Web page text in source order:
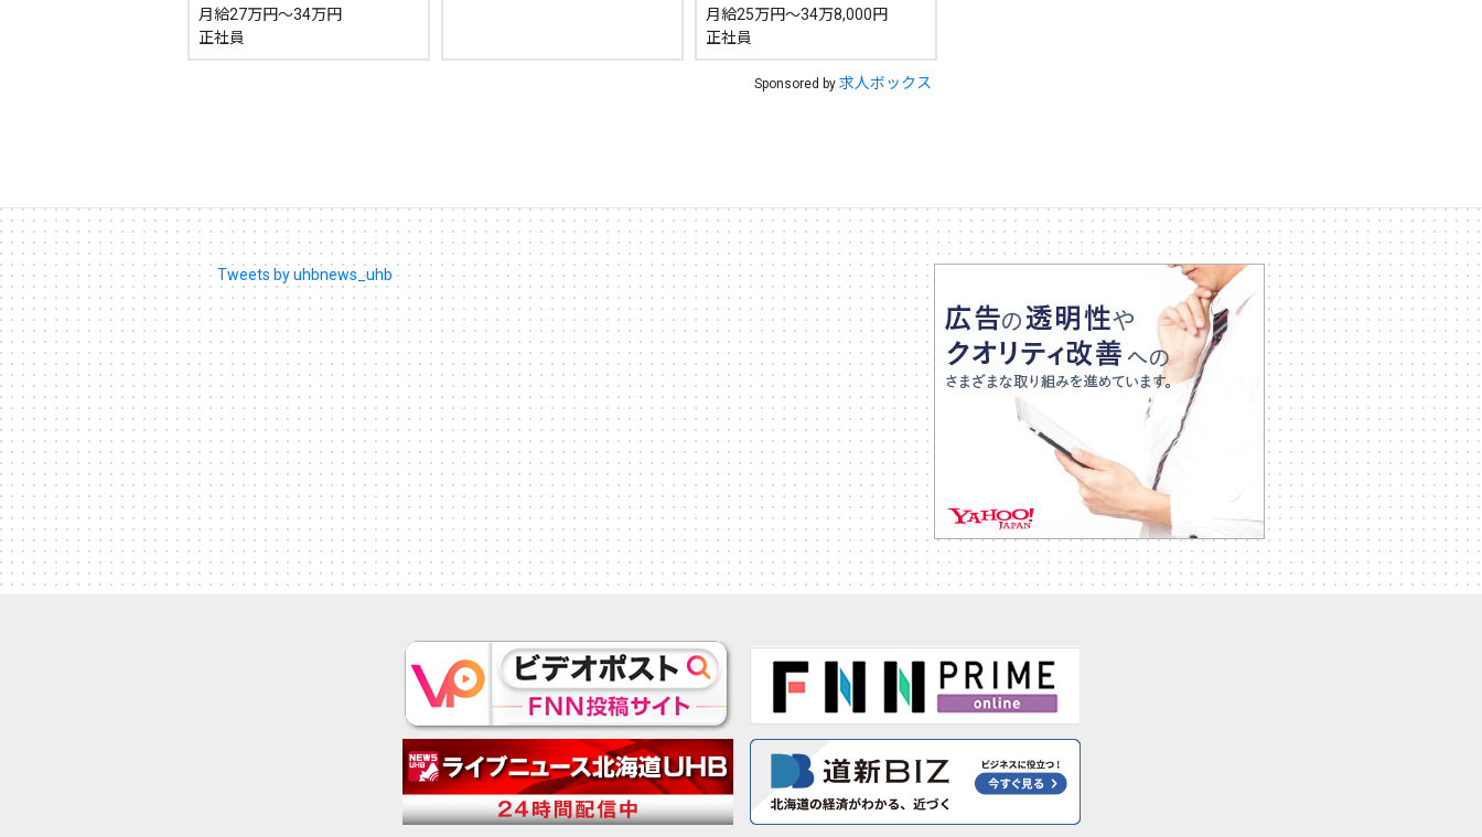
月給27万円～34万円
正社員
月給25万円～34万8,000円
正社員
Sponsored by 求人ボックス
Tweets by uhbnews_uhb